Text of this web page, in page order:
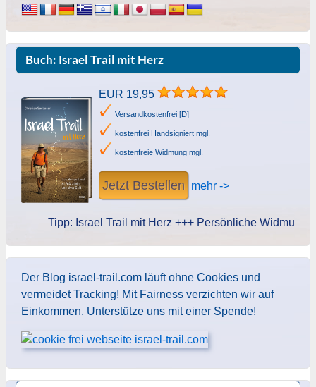
Buch: Israel Trail mit Herz
EUR 19,95
Versandkostenfrei [D]
kostenfrei Handsigniert mgl.
kostenfreie Widmung mgl.
Jetzt Bestellen mehr ->
Tipp: Israel Trail mit Herz +++ Persönliche Widmung
Der Blog israel-trail.com läuft ohne Cookies und
vermeidet Tracking! Mit Fairness verzichten wir auf
Einkommen. Unterstütze uns mit einer Spende!